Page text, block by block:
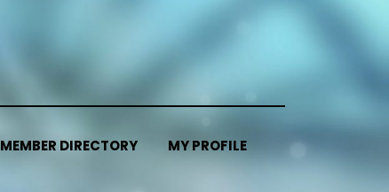
MEMBER DIRECTORY
MY PROFILE